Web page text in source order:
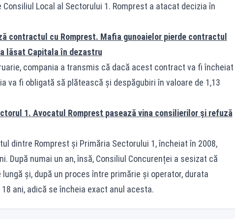
Local al Sectorului 1. Romprest a atacat decizia în
contractul cu Romprest. Mafia gunoaielor pierde contractul
lăsat Capitala în dezastru
compania a transmis că dacă acest contract va fi încheiat
va fi obligată să plătească și despăgubiri în valoare de 1,13
1. Avocatul Romprest pasează vina consilierilor și refuză
dintre Romprest și Primăria Sectorului 1, încheiat în 2008,
După numai un an, însă, Consiliul Concurenței a sesizat că
și, după un proces între primărie și operator, durata
ani, adică se încheia exact anul acesta.